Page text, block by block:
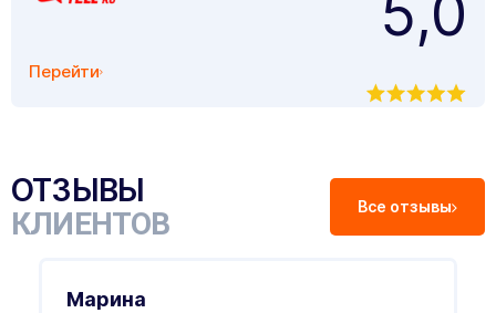
Перейти
ОТЗЫВЫ
КЛИЕНТОВ Все отзывы
Марина